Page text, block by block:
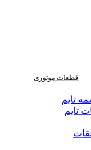
قطعات موتوری
تایم
تایم